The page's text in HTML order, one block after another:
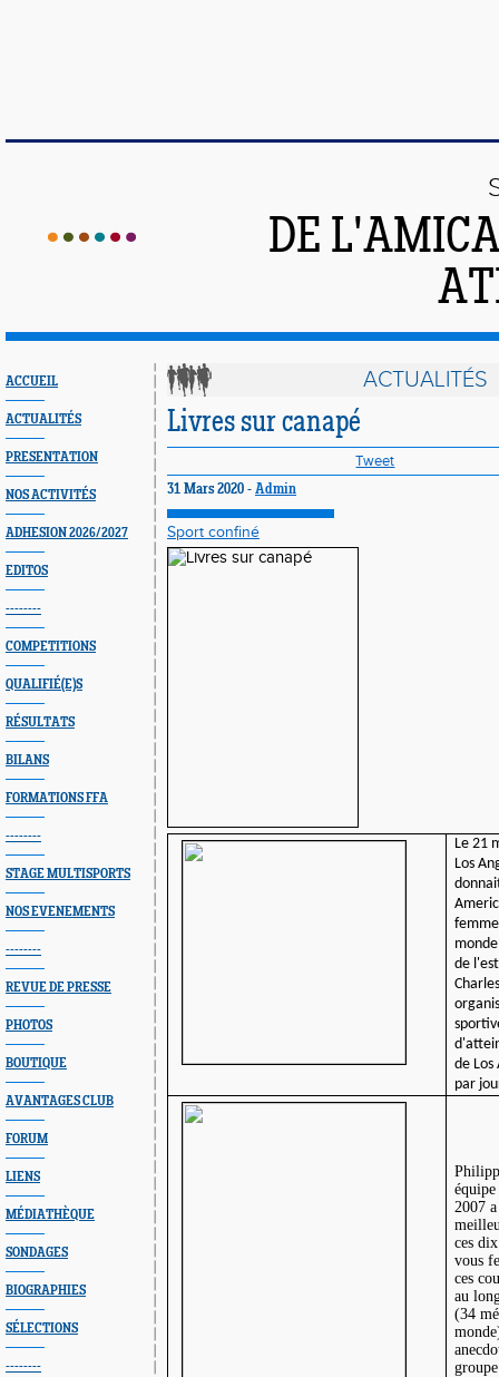
DE
ACCUEIL
ACTUALITÉS
PRESENTATION
NOS ACTIVITÉS
ADHESION 2026/2027
EDITOS
--------
COMPETITIONS
QUALIFIÉ(E)S
RÉSULTATS
BILANS
FORMATIONS FFA
--------
STAGE MULTISPORTS
NOS EVENEMENTS
--------
REVUE DE PRESSE
PHOTOS
BOUTIQUE
AVANTAGES CLUB
FORUM
LIENS
MÉDIATHÈQUE
SONDAGES
BIOGRAPHIES
SÉLECTIONS
--------
ACTUALITÉS
Livres sur canapé
Tweet
31 Mars 2020 - Admin
Sport confiné
Le 21
Los
de
de Los
par
2007
ces
vous
ces
au
(34